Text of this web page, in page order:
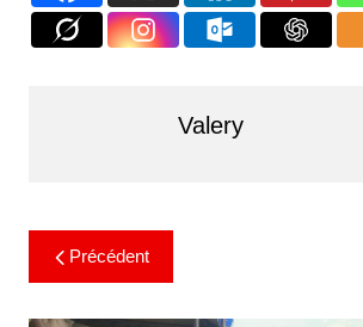
Valery
Précédent